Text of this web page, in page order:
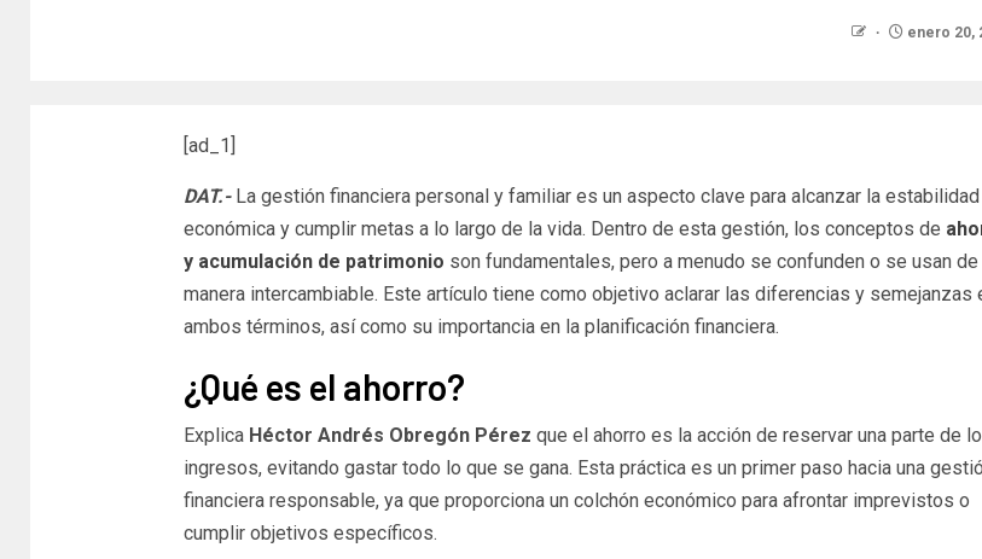
enero 20,
[ad_1]
DAT.-La gestión financiera personal y familiar es un aspecto clave para alcanzar la estabilidad
económica y cumplir metas a lo largo de la vida. Dentro de esta gestión, los conceptos de
y acumulación de patrimonio son fundamentales, pero a menudo se confunden o se usan de
manera intercambiable. Este artículo tiene como objetivo aclarar las diferencias y semejanzas
ambos términos, así como su importancia en la planificación financiera.
¿Qué es el ahorro?
Explica Héctor Andrés Obregón Pérez que el ahorro es la acción de reservar una parte de
ingresos, evitando gastar todo lo que se gana. Esta práctica es un primer paso hacia una
financiera responsable, ya que proporciona un colchón económico para afrontar imprevistos o
cumplir objetivos específicos.